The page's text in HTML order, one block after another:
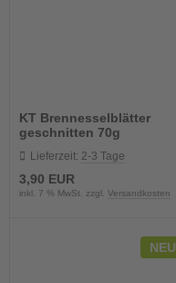
KT Brennesselblätter
geschnitten 70g
Lieferzeit: 2-3 Tage
3,90 EUR
inkl. 7 % MwSt. zzgl. Versandkosten
NEU